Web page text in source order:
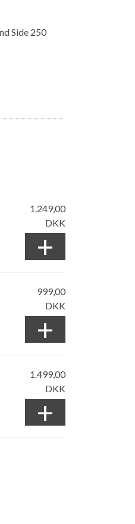
Side 250
1.249,00
DKK
+
999,00
DKK
+
1.499,00
DKK
+